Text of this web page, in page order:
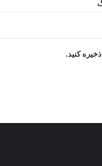
منطقه‌ای تأکید
کنید.